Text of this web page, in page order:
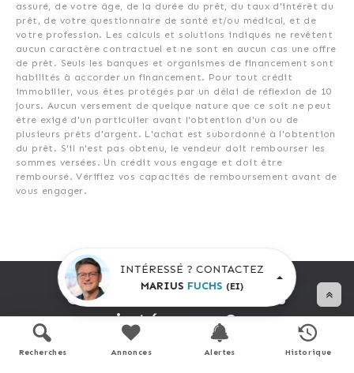
assuré, de votre âge, de la durée du prêt, du taux d'intérêt du
prêt, de votre questionnaire de santé et/ou médical, et de
votre profession. Les calculs et solutions indiqués ne revêtent
aucun caractère contractuel et ne sont en aucun cas une offre
de prêt. Seuls les banques et organismes de financement sont
habilités à accorder un financement. Pour tout crédit
immobilier, vous êtes protégés par un délai de réflexion de 10
jours. Aucun versement de quelque nature que ce soit ne peut
être exigé d'un particulier avant l'obtention d'un ou de
plusieurs prêts d'argent. L'achat est subordonné à l'obtention
du prêt. S'il n'est pas obtenu, le vendeur doit rembourser les
sommes versées. Un crédit vous engage et doit être
remboursé. Vérifiez vos capacités de remboursement avant de
vous engager.
Cette annonce vous
intéresse ?
Prenez contact avecMarius Fuchs
INTÉRESSÉ ? CONTACTEZ
MARIUS FUCHS (EI)
Recherches Annonces Alertes Historique